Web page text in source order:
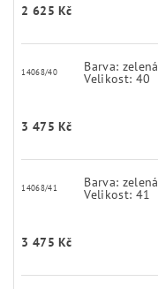
2 625 Kč
14068/40 Barva: zelená
Velikost: 40
3 475 Kč
14068/41 Barva: zelená
Velikost: 41
3 475 Kč